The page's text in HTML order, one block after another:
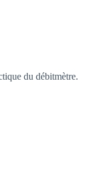
du débitmètre.